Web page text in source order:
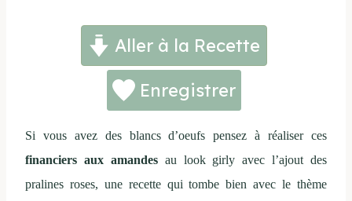
Aller à la Recette
Enregistrer
Si vous avez des blancs d’oeufs pensez à réaliser ces
financiers aux amandesau look girly avec l’ajout des
pralines roses, une recette qui tombe bien avec le thème